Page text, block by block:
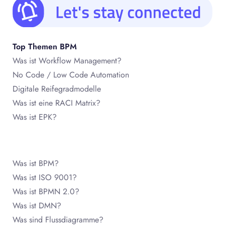
Top Themen BPM
Was ist Workflow Management?
No Code / Low Code Automation
Digitale Reifegradmodelle
Was ist eine RACI Matrix?
Was ist EPK?
Was ist BPM?
Was ist ISO 9001?
Was ist BPMN 2.0?
Was ist DMN?
Was sind Flussdiagramme?